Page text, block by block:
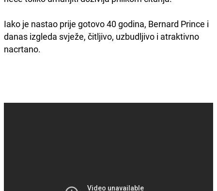
Iako je nastao prije gotovo 40 godina, Bernard Prince i
danas izgleda svježe, čitljivo, uzbudljivo i atraktivno
nacrtano.